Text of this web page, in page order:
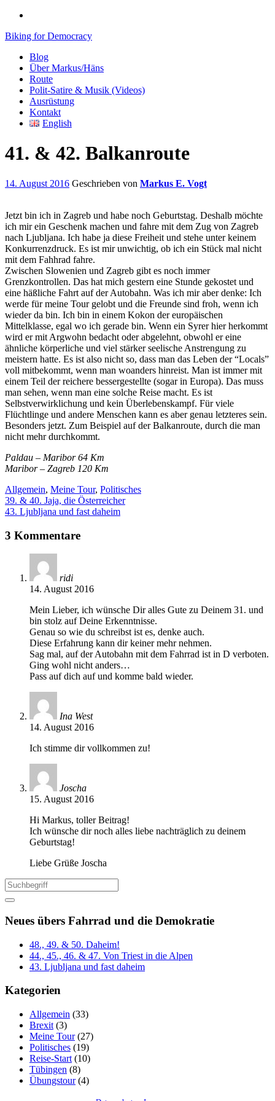
Biking for Democracy
Blog
Über Markus/Häns
Route
Polit-Satire & Musik (Videos)
Ausrüstung
Kontakt
English
41. & 42. Balkanroute
14. August 2016 Geschrieben von Markus E. Vogt
Jetzt bin ich in Zagreb und habe noch Geburtstag. Deshalb möchte
ich mir ein Geschenk machen und fahre mit dem Zug von Zagreb
nach Ljubljana. Ich habe ja diese Freiheit und stehe unter keinem
Konkurrenzdruck. Es ist mir unwichtig, ob ich ein Stück mal nicht
mit dem Fahhrad fahre.
Zwischen Slowenien und Zagreb gibt es noch immer
Grenzkontrollen. Das hat mich gestern eine Stunde gekostet und
eine häßliche Fahrt auf der Autobahn. Was ich mir aber denke: Ich
werde für meine Tour gelobt und die Freunde sind froh, wenn ich
wieder da bin. Ich bin in einem Kokon der europäischen
Mittelklasse, egal wo ich gerade bin. Wenn ein Syrer hier herkommt
wird er mit Argwohn bedacht oder abgelehnt, obwohl er eine
ähnliche körperliche und viel stärker seelische Anstrengung zu
meistern hatte. Es ist also nicht so, dass man das Leben der “Locals”
voll mitbekommt, wenn man woanders hinreist. Man ist immer mit
einem Teil der reichere bessergestellte (sogar in Europa). Das muss
man sehen, wenn man eine solche Reise macht. Es ist
Selbstverwirklichung und kein Überlebenskampf. Für viele
Flüchtlinge und andere Menschen kann es aber genau letzteres sein.
Besonders jetzt. Zum Beispiel auf der Balkanroute, durch die man
nicht mehr durchkommt.
Paldau – Maribor 64 Km
Maribor – Zagreb 120 Km
Allgemein, Meine Tour, Politisches
39. & 40. Jaja, die Österreicher
43. Ljubljana und fast daheim
3 Kommentare
ridi
14. August 2016
Mein Lieber, ich wünsche Dir alles Gute zu Deinem 31. und
bin stolz auf Deine Erkenntnisse.
Genau so wie du schreibst ist es, denke auch.
Diese Erfahrung kann dir keiner mehr nehmen.
Sag mal, auf der Autobahn mit dem Fahrrad ist in D verboten.
Ging wohl nicht anders…
Pass auf dich auf und komme bald wieder.
Ina West
14. August 2016
Ich stimme dir vollkommen zu!
Joscha
15. August 2016
Hi Markus, toller Beitrag!
Ich wünsche dir noch alles liebe nachträglich zu deinem
Geburtstag!
Liebe Grüße Joscha
Neues übers Fahrrad und die Demokratie
48., 49. & 50. Daheim!
44., 45., 46. & 47. Von Triest in die Alpen
43. Ljubljana und fast daheim
Kategorien
Allgemein (33)
Brexit (3)
Meine Tour(27)
Politisches (19)
Reise-Start (10)
Tübingen (8)
Übungstour(4)